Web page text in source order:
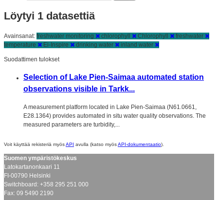
Löytyi 1 datasettiä
Avainsanat: freshwater monitoring chlorophyll Chlorophyll
freshwater
temperature
Ei-Inspire drinking water inland water
Suodattimen tulokset
Selection of Lake Pien-Saimaa automated station
observations visible in Tarkk...
A measurement platform located in Lake Pien-Saimaa (N61.0661,
E28.1364) provides automated in situ water quality observations. The
measured parameters are turbidity,...
Voit käyttää rekisteriä myösAPI avulla (katso myösAPI-dokumentaatio).
Suomen ympäristökeskus
Latokartanonkaari 11
FI-00790 Helsinki
Switchboard: +358 295 251 000
Fax: 09 5490 2190